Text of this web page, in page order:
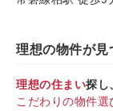
理想の物件が見
理想の住まい探し
こだわりの物件選